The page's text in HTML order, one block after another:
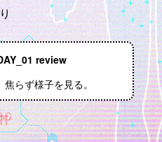
review
らず様子を見る。